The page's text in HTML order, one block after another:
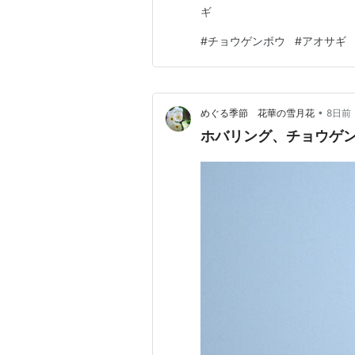
ギ
#チョウゲンボウ #アオサギ
めぐる季節 花華の雪月花 • 8日前
ホバリング、チョウゲ